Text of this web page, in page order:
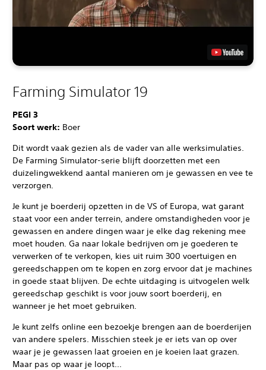
Farming Simulator 19
PEGI 3
Soort werk: Boer
Dit wordt vaak gezien als de vader van alle werksimulaties.
De Farming Simulator-serie blijft doorzetten met een
duizelingwekkend aantal manieren om je gewassen en vee te
verzorgen.
Je kunt je boerderij opzetten in de VS of Europa, wat garant
staat voor een ander terrein, andere omstandigheden voor je
gewassen en andere dingen waar je elke dag rekening mee
moet houden. Ga naar lokale bedrijven om je goederen te
verwerken of te verkopen, kies uit ruim 300 voertuigen en
gereedschappen om te kopen en zorg ervoor dat je machines
in goede staat blijven. De echte uitdaging is uitvogelen welk
gereedschap geschikt is voor jouw soort boerderij, en
wanneer je het moet gebruiken.
Je kunt zelfs online een bezoekje brengen aan de boerderijen
van andere spelers. Misschien steek je er iets van op over
waar je je gewassen laat groeien en je koeien laat grazen.
Maar pas op waar je loopt...